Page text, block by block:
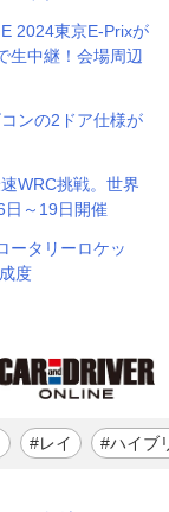
2024東京E-Prixが
生中継！会場周辺
ンの2ドア仕様が
WRC挑戦。世界
日～19日開催
ータリーロケッ
度
#レイ #ハイブ